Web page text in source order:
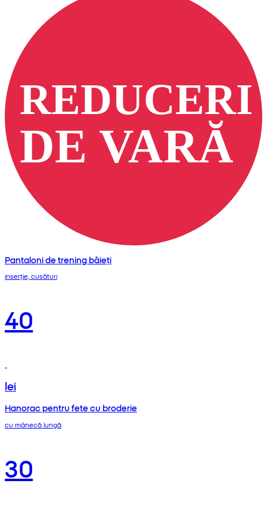
Pantaloni de trening băieți
inserție, cusături
40
lei
Hanorac pentru fete cu broderie
cu mânecă lungă
30